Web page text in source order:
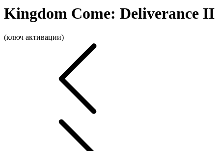
Kingdom Come: Deliverance II
(ключ активации)